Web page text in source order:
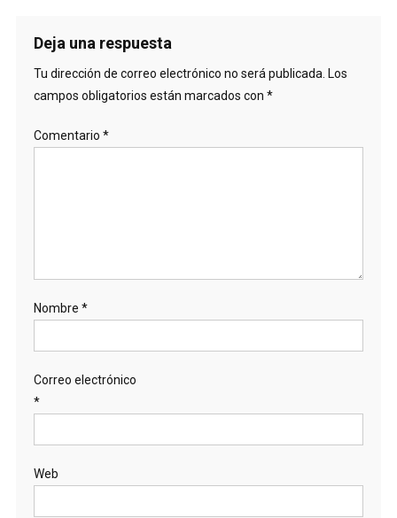
Deja una respuesta
Tu dirección de correo electrónico no será publicada. Los
campos obligatorios están marcados con *
Comentario *
Nombre *
Correo electrónico
*
Web